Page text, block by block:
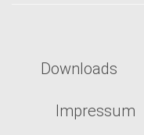
Downloads
Impressum